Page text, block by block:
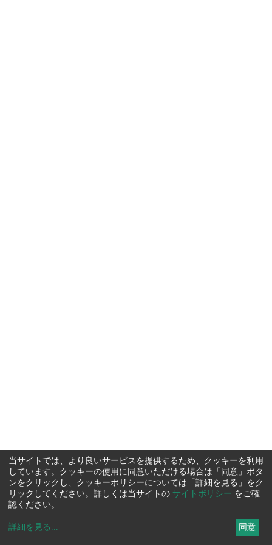
当サイトでは、より良いサービスを提供するため、クッキーを利用
しています。クッキーの使用に同意いただける場合は「同意」ボタ
ンをクリックし、クッキーポリシーについては「詳細を見る」をク
リックしてください。詳しくは当サイトの サイトポリシー をご確
認ください。
詳細を見る ... 同意